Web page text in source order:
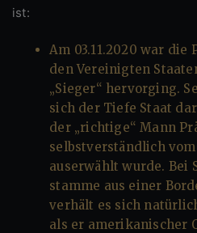
ist:
Am 03.11.2020 war
den Vereinigten
„Sieger“ hervorging.
sich der Tiefe Staat
der „richtige“ Mann
selbstverständlich
auserwählt wurde. Bei
stamme aus einer
verhält es sich
als er amerikanischer